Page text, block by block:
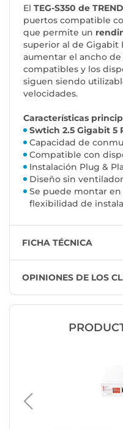
El TEG-S350 de
puertos compatible
que permite un
superior al de
aumentar el ancho
compatibles y los
siguen siendo
velocidades.
Características
Swtich 2.5 Gigabit 5
Capacidad de
Compatible con
Instalación Plug &
Diseño sin ventilador
Se puede montar
flexibilidad de
FICHA TÉCNICA
OPINIONES DE LOS